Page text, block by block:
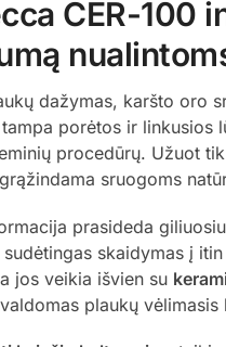
CER-100
dažymas, karšto oro
porėtos ir linkusios
procedūrų. Užuot
sruogoms
prasideda
skaidymas į
jos veikia išvien su
plaukų